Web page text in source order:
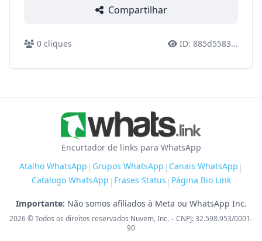
Compartilhar
0 cliques ID: 885d5583...
Encurtador de links para WhatsApp
Atalho WhatsApp | Grupos WhatsApp | Canais WhatsApp |
Catalogo WhatsApp | Frases Status | Página Bio Link
Importante: Não somos afiliados à Meta ou WhatsApp Inc.
2026© Todos os direitos reservados Nuvem, Inc. – CNPJ: 32.598.953/0001-
90